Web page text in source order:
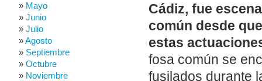
Cádiz, fue
común desde
estas
fosa común se
fusilados durante
Mayo
Junio
Julio
Agosto
Septiembre
Octubre
Noviembre